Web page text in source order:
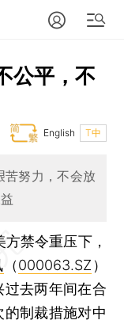
公平，不
T中
English
苦努力，不会放
方禁令重压下，
（000063.SZ ）
去两年间在合
制裁措施对中